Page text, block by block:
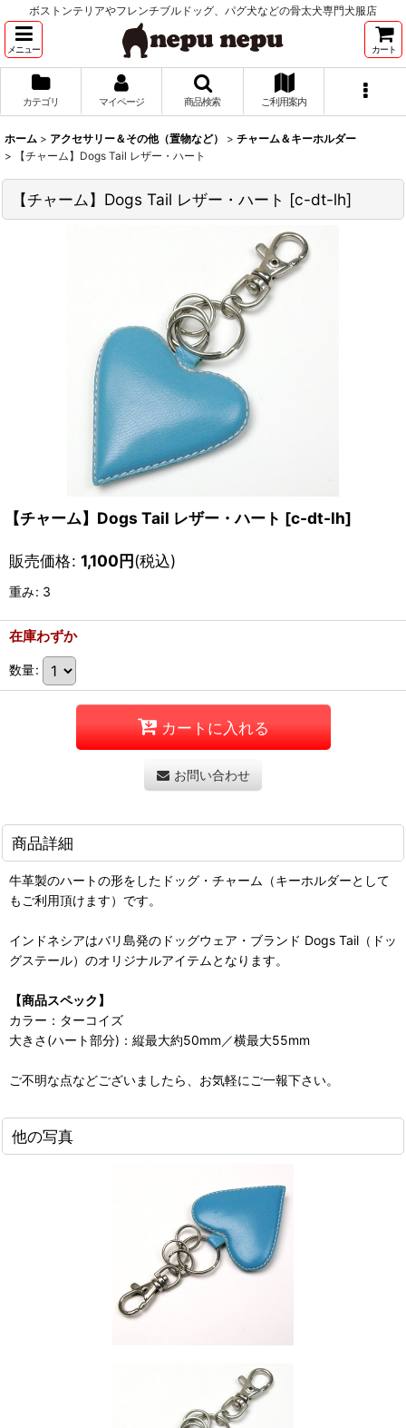
ボストンテリアやフレンチブルドッグ、パグ犬などの骨太犬専門犬服店
メニュー カート
カテゴリ マイページ 商品検索 ご利用案内
ホーム > アクセサリー＆その他（置物など） > チャーム＆キーホルダー
>
【チャーム】Dogs Tail レザー・ハート
【チャーム】Dogs Tail レザー・ハート [c-dt-lh]
【チャーム】Dogs Tail レザー・ハート [c-dt-lh]
販売価格: 1,100円(税込)
重み: 3
在庫わずか
数量:
カートに入れる
お問い合わせ
商品詳細
牛革製のハートの形をしたドッグ・チャーム（キーホルダーとして
もご利用頂けます）です。
インドネシアはバリ島発のドッグウェア・ブランド Dogs Tail（ドッ
グステール）のオリジナルアイテムとなります。
【商品スペック】
カラー：ターコイズ
大きさ(ハート部分)：縦最大約50mm／横最大55mm
ご不明な点などございましたら、お気軽にご一報下さい。
他の写真